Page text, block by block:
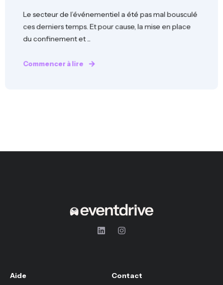
Le secteur de l’événementiel a été pas mal bousculé
ces derniers temps. Et pour cause, la mise en place
du confinement et ...
Commencer à lire
Aide Contact